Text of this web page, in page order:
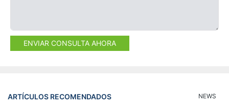
ENVIAR CONSULTA AHORA
ARTÍCULOS RECOMENDADOS NEWS